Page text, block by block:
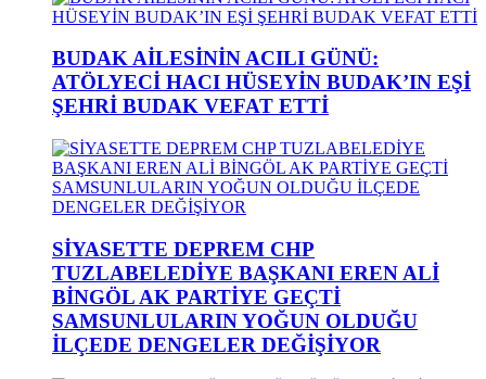
BUDAK AİLESİNİN ACILI GÜNÜ:
ATÖLYECİ HACI HÜSEYİN BUDAK’IN EŞİ
ŞEHRİ BUDAK VEFAT ETTİ
SİYASETTE DEPREM CHP
TUZLABELEDİYE BAŞKANI EREN ALİ
BİNGÖL AK PARTİYE GEÇTİ
SAMSUNLULARIN YOĞUN OLDUĞU
İLÇEDE DENGELER DEĞİŞİYOR